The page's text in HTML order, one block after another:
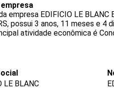
empresa EDIFICIO LE BLANC
possui 3 anos, 11 meses e
atividade econômica é
LE BLANC